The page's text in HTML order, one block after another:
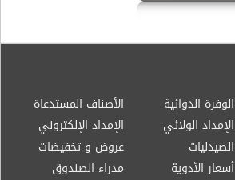
الوفرة الدوائية
الأصناف المستدعاة
الإمداد الولائي
الإمداد الإلكتروني
الصيدليات
عروض و تخفيضات
أسعار الأدوية مدراء الصندوق